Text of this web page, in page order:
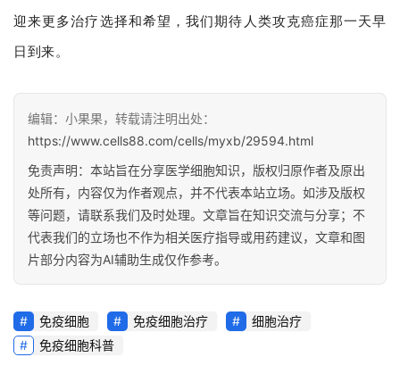
迎来更多治疗选择和希望，我们期待人类攻克癌症那一天早
日到来。
编辑：小果果，转载请注明出处：
https://www.cells88.com/cells/myxb/29594.html
免责声明：本站旨在分享医学细胞知识，版权归原作者及原出
处所有，内容仅为作者观点，并不代表本站立场。如涉及版权
等问题，请联系我们及时处理。文章旨在知识交流与分享；不
代表我们的立场也不作为相关医疗指导或用药建议，文章和图
片部分内容为AI辅助生成仅作参考。
免疫细胞 免疫细胞治疗
细胞治疗
免疫细胞科普